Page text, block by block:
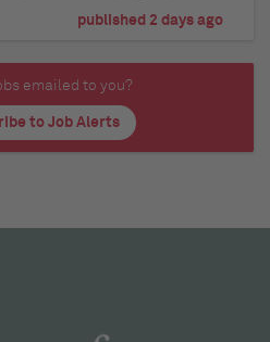
published 2 days ago
emailed to you?
to Job Alerts